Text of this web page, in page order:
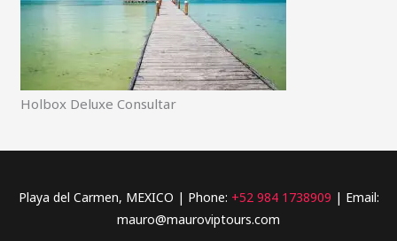
Holbox Deluxe Consultar
Playa del Carmen, MEXICO | Phone: +52 984 1738909 | Email:
mauro@mauroviptours.com